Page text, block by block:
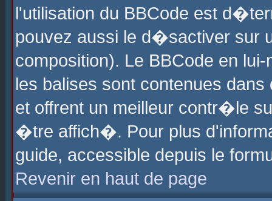
l'utilisation du BBCode est
pouvez aussi le d�sactiver sur
composition). Le BBCode en
les balises sont contenues
et offrent un meilleur contr�le
�tre affich�. Pour plus
guide, accessible depuis le
Revenir en haut de page